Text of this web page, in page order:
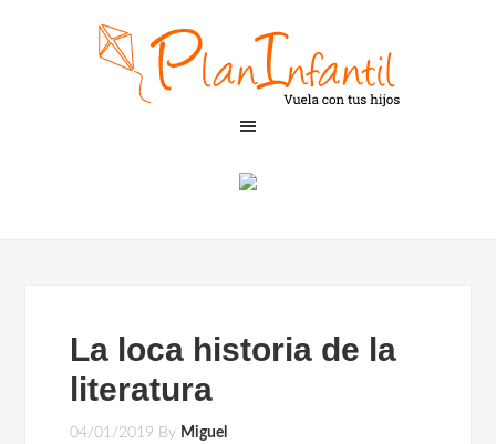
La loca historia de la
literatura
04/01/2019 By Miguel